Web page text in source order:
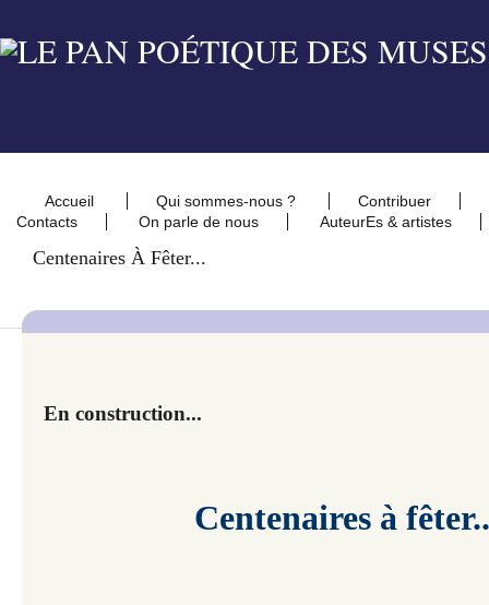
Accueil Qui sommes-nous ?
Contribuer
Contacts
On parle de nous AuteurEs & artistes
Centenaires À Fêter...
En construction...
Centenaires à